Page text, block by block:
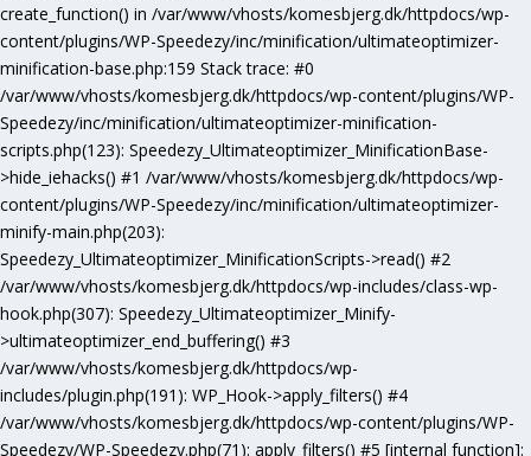
create_function() in /var/www/vhosts/komesbjerg.dk/httpdocs/wp-
content/plugins/WP-Speedezy/inc/minification/ultimateoptimizer-
minification-base.php:159 Stack trace: #0
/var/www/vhosts/komesbjerg.dk/httpdocs/wp-content/plugins/WP-
Speedezy/inc/minification/ultimateoptimizer-minification-
scripts.php(123): Speedezy_Ultimateoptimizer_MinificationBase-
>hide_iehacks() #1 /var/www/vhosts/komesbjerg.dk/httpdocs/wp-
content/plugins/WP-Speedezy/inc/minification/ultimateoptimizer-
minify-main.php(203):
Speedezy_Ultimateoptimizer_MinificationScripts->read() #2
/var/www/vhosts/komesbjerg.dk/httpdocs/wp-includes/class-wp-
hook.php(307): Speedezy_Ultimateoptimizer_Minify-
>ultimateoptimizer_end_buffering() #3
/var/www/vhosts/komesbjerg.dk/httpdocs/wp-
includes/plugin.php(191): WP_Hook->apply_filters() #4
/var/www/vhosts/komesbjerg.dk/httpdocs/wp-content/plugins/WP-
Speedezy/WP-Speedezy.php(71): apply_filters() #5 [internal function]: